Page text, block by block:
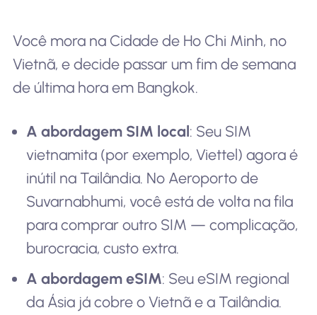
Você mora na Cidade de Ho Chi Minh, no
Vietnã, e decide passar um fim de semana
de última hora em Bangkok.
A abordagem SIM local: Seu SIM
vietnamita (por exemplo, Viettel) agora é
inútil na Tailândia. No Aeroporto de
Suvarnabhumi, você está de volta na fila
para comprar outro SIM — complicação,
burocracia, custo extra.
A abordagem eSIM: Seu eSIM regional
da Ásia já cobre o Vietnã e a Tailândia.